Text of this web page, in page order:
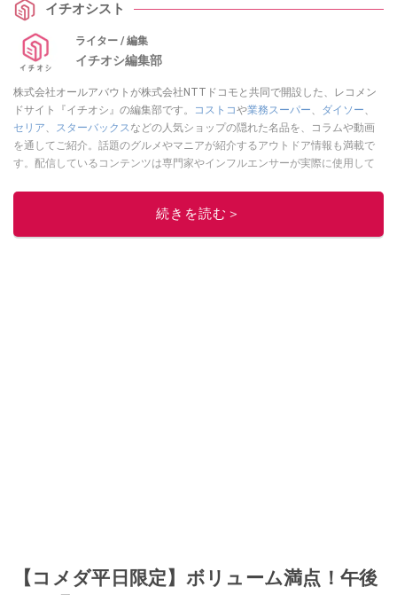
イチオシスト
ライター / 編集
イチオシ編集部
株式会社オールアバウトが株式会社NTTドコモと共同で開設した、レコメン
ドサイト『イチオシ』の編集部です。
コストコや業務スーパー ダイソー
セリア
スターバックス などの人気ショップの隠れた名品を、コラムや動画
を通してご紹介。話題のグルメやマニアが紹介するアウトドア情報も満載で
す。配信しているコンテンツは専門家やインフルエンサーが実際に使用して
ニュースでフォロー
続きを読む＞
【コメダ平日限定】ボリューム満点！午後